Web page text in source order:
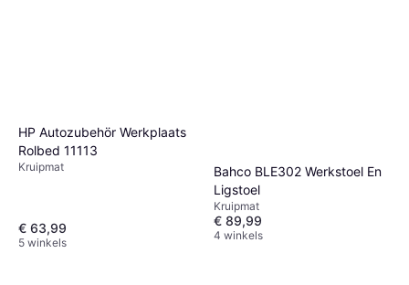
HP Autozubehör Werkplaats
Rolbed 11113
Kruipmat
€ 63,99
5 winkels
Bahco BLE302 Werkstoel En
Ligstoel
Kruipmat
€ 89,99
4 winkels